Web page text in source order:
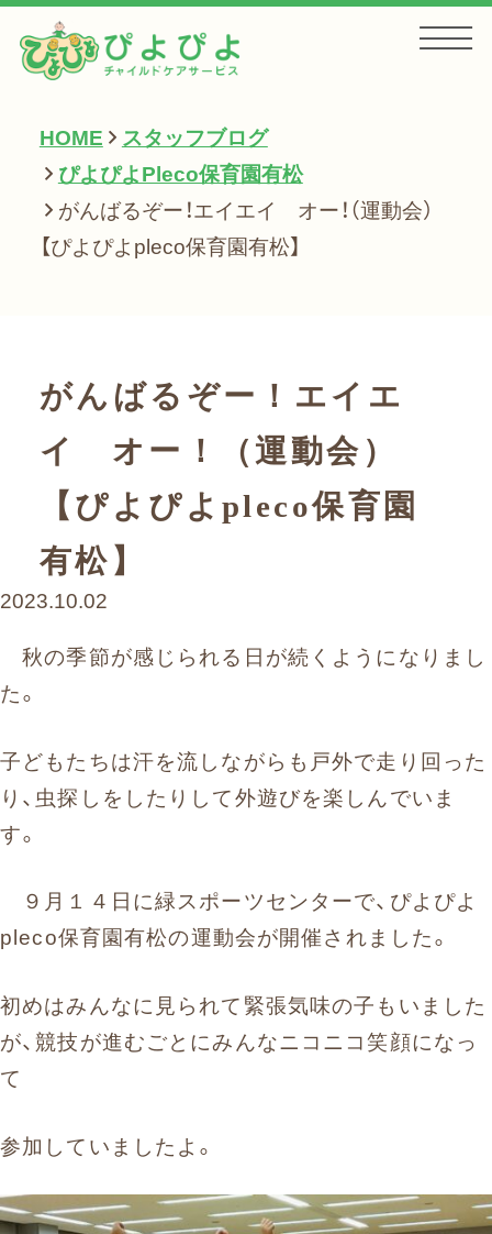
HOME
お知らせ
会社案内
お問い合わせ
まずはお気軽にお電話ください
0120-930-312
HOME
スタッフブログ
ぴよぴよPleco保育園有松
がんばるぞー！エイエイ オー！（運動会）
【ぴよぴよpleco保育園有松】
がんばるぞー！エイエ
イ オー！（運動会）
【ぴよぴよpleco保育園
有松】
2023.10.02
秋の季節が感じられる日が続くようになりまし
た。
子どもたちは汗を流しながらも戸外で走り回った
り、虫探しをしたりして外遊びを楽しんでいま
す。
９月１４日に緑スポーツセンターで、ぴよぴよ
pleco保育園有松の運動会が開催されました。
初めはみんなに見られて緊張気味の子もいました
が、競技が進むごとにみんなニコニコ笑顔になっ
て
参加していましたよ。